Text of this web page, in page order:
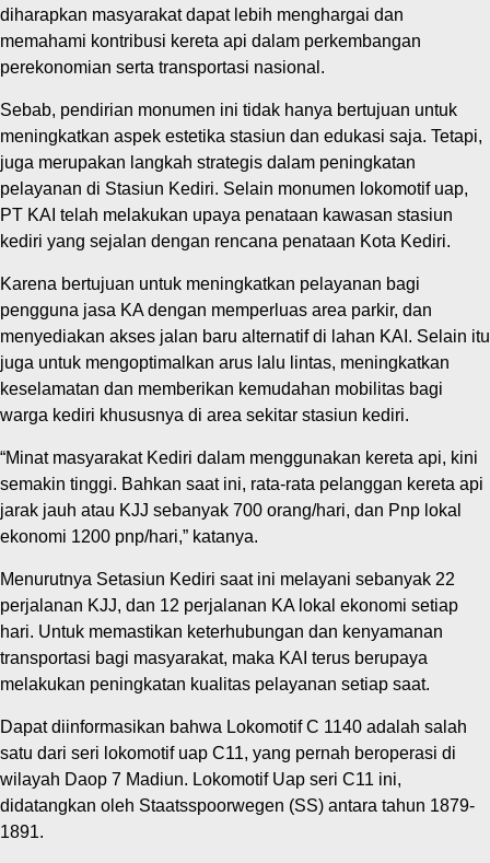
diharapkan masyarakat dapat lebih menghargai dan
memahami kontribusi kereta api dalam perkembangan
perekonomian serta transportasi nasional.
Sebab, pendirian monumen ini tidak hanya bertujuan untuk
meningkatkan aspek estetika stasiun dan edukasi saja. Tetapi,
juga merupakan langkah strategis dalam peningkatan
pelayanan di Stasiun Kediri. Selain monumen lokomotif uap,
PT KAI telah melakukan upaya penataan kawasan stasiun
kediri yang sejalan dengan rencana penataan Kota Kediri.
Karena bertujuan untuk meningkatkan pelayanan bagi
pengguna jasa KA dengan memperluas area parkir, dan
menyediakan akses jalan baru alternatif di lahan KAI. Selain itu
juga untuk mengoptimalkan arus lalu lintas, meningkatkan
keselamatan dan memberikan kemudahan mobilitas bagi
warga kediri khususnya di area sekitar stasiun kediri.
“Minat masyarakat Kediri dalam menggunakan kereta api, kini
semakin tinggi. Bahkan saat ini, rata-rata pelanggan kereta api
jarak jauh atau KJJ sebanyak 700 orang/hari, dan Pnp lokal
ekonomi 1200 pnp/hari,” katanya.
Menurutnya Setasiun Kediri saat ini melayani sebanyak 22
perjalanan KJJ, dan 12 perjalanan KA lokal ekonomi setiap
hari. Untuk memastikan keterhubungan dan kenyamanan
transportasi bagi masyarakat, maka KAI terus berupaya
melakukan peningkatan kualitas pelayanan setiap saat.
Dapat diinformasikan bahwa Lokomotif C 1140 adalah salah
satu dari seri lokomotif uap C11, yang pernah beroperasi di
wilayah Daop 7 Madiun. Lokomotif Uap seri C11 ini,
didatangkan oleh Staatsspoorwegen (SS) antara tahun 1879-
1891.